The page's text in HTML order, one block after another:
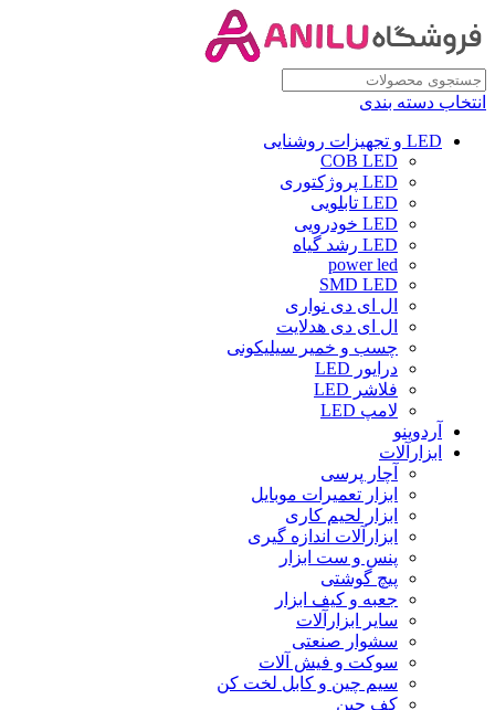
انتخاب دسته بندی
LED و تجهیزات روشنایی
COB LED
LED پروژکتوری
LED تابلویی
LED خودرویی
LED رشد گیاه
power led
SMD LED
ال ای دی نواری
ال ای دی هدلایت
چسب و خمیر سیلیکونی
درایور LED
فلاشر LED
لامپ LED
آردوینو
ابزارآلات
آچار پرسی
ابزار تعمیرات موبایل
ابزار لحیم کاری
ابزارآلات اندازه گیری
پنس و ست ابزار
پیچ گوشتی
جعبه و کیف ابزار
سایر ابزارآلات
سشوار صنعتی
سوکت و فیش آلات
سیم چین و کابل لخت کن
کف چین